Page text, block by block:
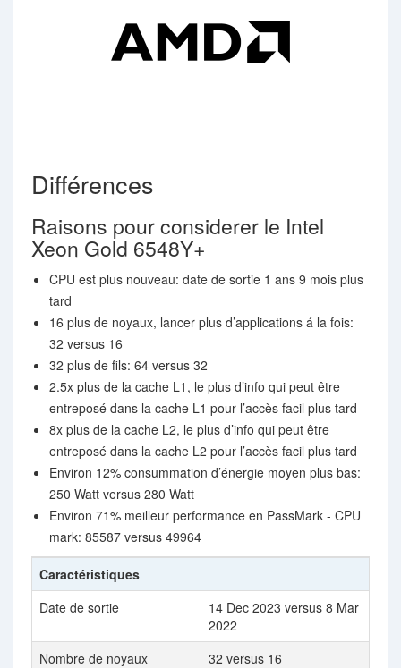
Différences
Raisons pour considerer le Intel
Xeon Gold 6548Y+
CPU est plus nouveau: date de sortie 1 ans 9 mois plus
tard
16 plus de noyaux, lancer plus d’applications á la fois:
32 versus 16
32 plus de fils: 64 versus 32
2.5x plus de la cache L1, le plus d’info qui peut être
entreposé dans la cache L1 pour l’accès facil plus tard
8x plus de la cache L2, le plus d’info qui peut être
entreposé dans la cache L2 pour l’accès facil plus tard
Environ 12% consummation d’énergie moyen plus bas:
250 Watt versus 280 Watt
Environ 71% meilleur performance en PassMark - CPU
mark: 85587 versus 49964
Caractéristiques
Date de sortie
14 Dec 2023 versus 8 Mar
2022
Nombre de noyaux
32 versus 16